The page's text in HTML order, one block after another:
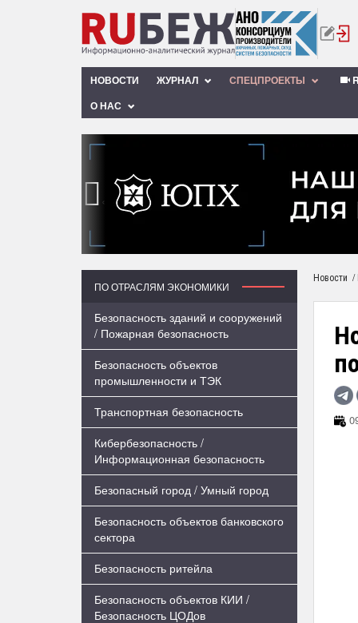
НОВОСТИ ЖУРНАЛ СПЕЦПРОЕКТЫ
О НАС
‹
ПО ОТРАСЛЯМ ЭКОНОМИКИ
Безопасность зданий и сооружений
/ Пожарная безопасность
Безопасность объектов
промышленности и ТЭК
Транспортная безопасность
Кибербезопасность /
Информационная безопасность
Безопасный город / Умный город
Безопасность объектов банковского
сектора
Безопасность ритейла
Безопасность объектов КИИ /
Безопасность ЦОДов
Новости /